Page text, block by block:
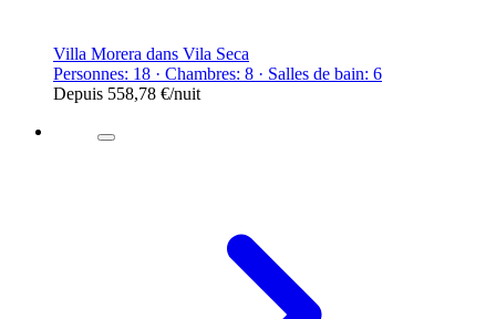
Villa Morera dans Vila Seca
Personnes: 18 · Chambres: 8 · Salles de bain: 6
Depuis 558,78 €/nuit